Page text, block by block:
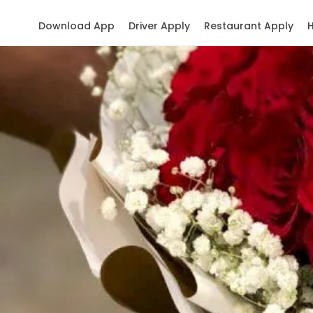
Restaurant Apply
Driver Apply
Download App